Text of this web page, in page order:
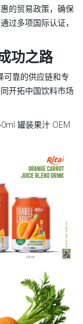
的贸易政策，确保
过多项国际认证，
功之路
可靠的供应链和专
开拓中国饮料市场
罐装果汁 OEM